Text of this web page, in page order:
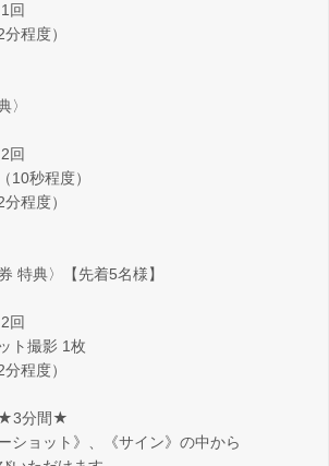
回
程度）
〉
回
10秒程度）
程度）
特典〉【先着5名様】
回
ト撮影 1枚
程度）
★3分間★
ショット》、《サイン》の中から